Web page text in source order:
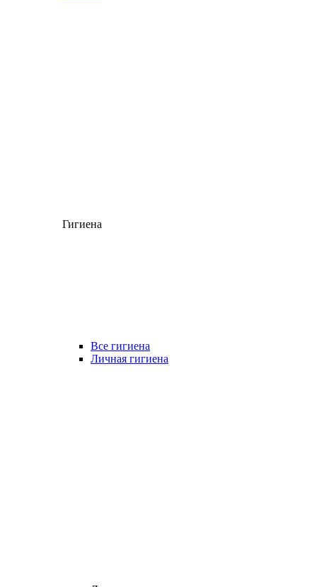
Гигиена
Все гигиена
Личная гигиена